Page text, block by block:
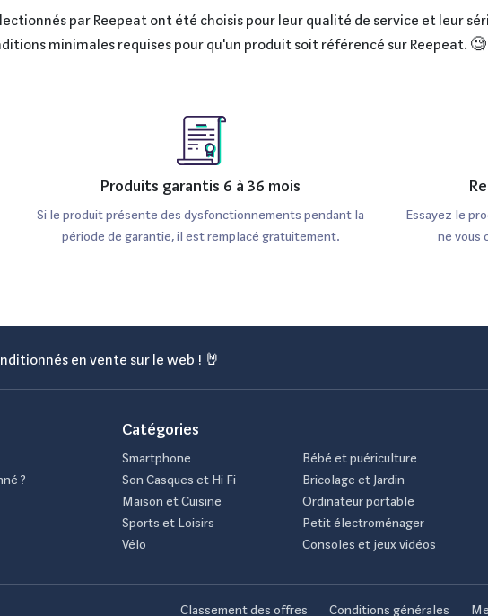
par Reepeat ont été choisis pour leur qualité de service et leur
minimales requises pour qu'un produit soit référencé sur Reepeat. 🧐
Produits garantis 6 à 36 mois
Si le produit présente des dysfonctionnements pendant la
période de garantie, il est remplacé gratuitement.
Essayez le
ne vous
en vente sur le web ! 🤘
?
Catégories
Smartphone
Son Casques et Hi Fi
Maison et Cuisine
Sports et Loisirs
Vélo
Bébé et puériculture
Bricolage et Jardin
Ordinateur portable
Petit électroménager
Consoles et jeux vidéos
Classement des offres Conditions générales